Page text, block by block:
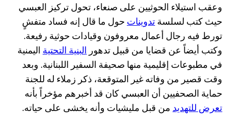
وعقب استيلاء الحوثيين على صنعاء، تحول تركيز العبسي
حيث كتب لسلسةتدويناتحول ما قال إنه فساد متفشٍ
تورط فيه رجال أعمال معروفون وقيادات حوثية رفيعة.
وكتب أيضاً عن قضايا من قبيل تدهورالبنية التحتيةاليمنية
في مطبوعات إقليمية منها صحيفة السفير اللبنانية. وبعد
وقت قصير من وفاته غير المتوقعة، ذكر زملاء له للجنة
حماية الصحفيين أن العبسي كان قد أخبرهم مؤخراً بأنه
تعرض للتهديدمن قبل مليشيات وأنه يخشى على حياته.